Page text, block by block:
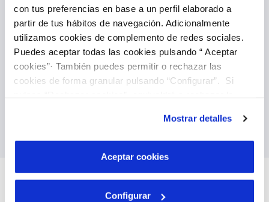
con tus preferencias en base a un perfil elaborado a
partir de tus hábitos de navegación. Adicionalmente
utilizamos cookies de complemento de redes sociales.
Puedes aceptar todas las cookies pulsando “ Aceptar
cookies”· También puedes permitir o rechazar las
cookies de forma granular pulsando “Configurar”. Si
son indispensables para que el sitio web funcione y que
por tanto no se pueden desactivar. Puedes consultar
más información en nuestraPolítica de Cookies
Mostrar detalles
Aceptar cookies
Configurar
Domicilia tus facturas
También puedes domiciliar tus facturas, es la
manera más fácil de olvidarte de ellas y puedes
hacerlo directamente a través de nuestra área
de clientes. Una vez hecho no tienes que volver
a preocuparte.